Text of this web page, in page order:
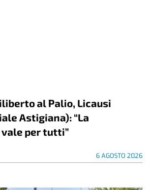
al Palio, Licausi
Astigiana): “La
per tutti”
6 AGOSTO 2026